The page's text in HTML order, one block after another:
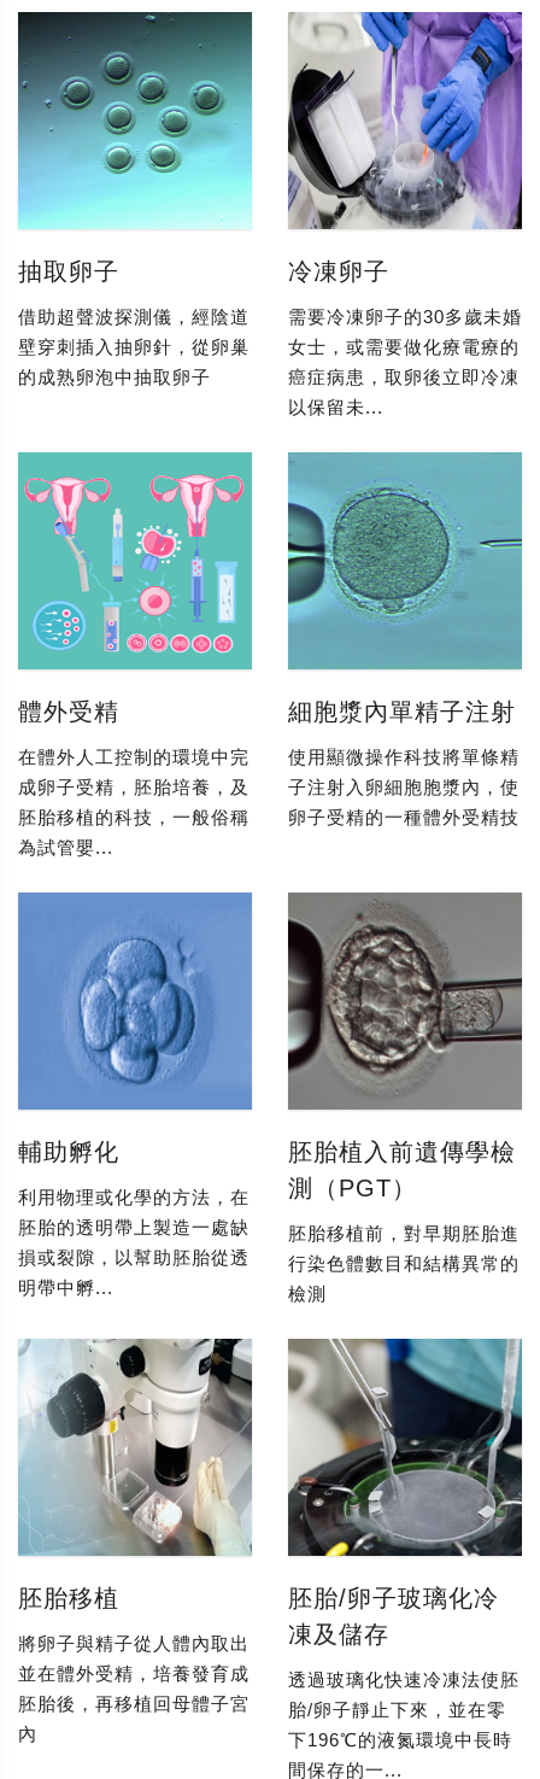
抽取卵子
借助超聲波探測儀，經陰道
壁穿刺插入抽卵針，從卵巢
的成熟卵泡中抽取卵子
冷凍卵子
需要冷凍卵子的30多歲未婚
女士，或需要做化療電療的
癌症病患，取卵後立即冷凍
以保留未...
體外受精
在體外人工控制的環境中完
成卵子受精，胚胎培養，及
胚胎移植的科技，一般俗稱
為試管嬰...
細胞漿內單精子注射
使用顯微操作科技將單條精
子注射入卵細胞胞漿內，使
卵子受精的一種體外受精技
輔助孵化
利用物理或化學的方法，在
胚胎的透明帶上製造一處缺
損或裂隙，以幫助胚胎從透
明帶中孵...
胚胎植入前遺傳學檢
測（PGT）
胚胎移植前，對早期胚胎進
行染色體數目和結構異常的
檢測
胚胎移植
將卵子與精子從人體內取出
並在體外受精，培養發育成
胚胎後，再移植回母體子宮
內
胚胎/卵子玻璃化冷
凍及儲存
透過玻璃化快速冷凍法使胚
胎/卵子靜止下來，並在零
下196℃的液氮環境中長時
間保存的一...